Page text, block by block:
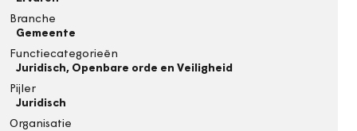
Branche
Gemeente
Functiecategorieën
Juridisch, Openbare orde en Veiligheid
Pijler
Juridisch
Organisatie